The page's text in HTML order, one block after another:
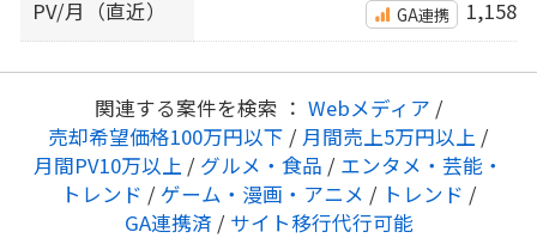
PV/月（直近） GA連携 1,158
関連する案件を検索 ： Webメディア /
売却希望価格100万円以下 / 月間売上5万円以上 /
月間PV10万以上 / グルメ・食品 / エンタメ・芸能・
トレンド / ゲーム・漫画・アニメ / トレンド /
GA連携済 / サイト移行代行可能